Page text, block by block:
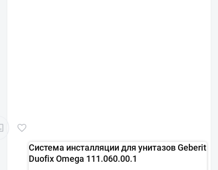
Система инсталляции для унитазов Geberit
Duofix Omega 111.060.00.1